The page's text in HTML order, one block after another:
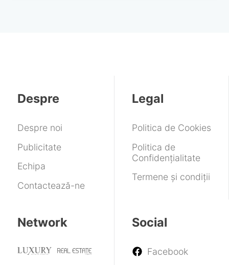
Despre
Despre noi
Publicitate
Echipa
Contactează-ne
Legal
Politica de Cookies
Politica de
Confidențialitate
Termene și condiții
Network Social
Facebook